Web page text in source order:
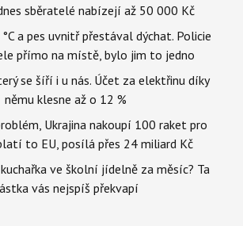
sběratelé nabízejí až 50 000 Kč
a pes uvnitř přestával dýchat. Policie
přímo na místě, bylo jim to jedno
se šíří i u nás. Účet za elektřinu díky
němu klesne až o 12 %
Ukrajina nakoupí 100 raket pro
to EU, posílá přes 24 miliard Kč
ve školní jídelně za měsíc? Ta
vás nejspíš překvapí